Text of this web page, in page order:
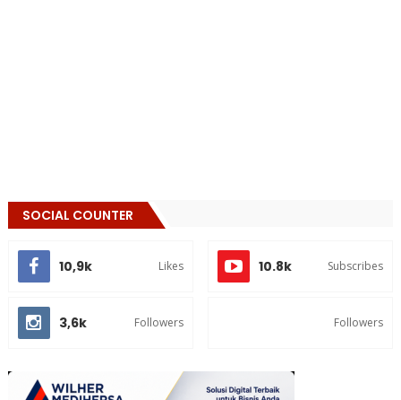
SOCIAL COUNTER
10,9k Likes 10.8k Subscribes
3,6k Followers Followers